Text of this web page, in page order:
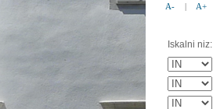
A- | A+
Iskalni niz: